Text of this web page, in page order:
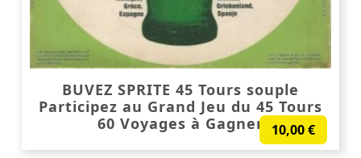
BUVEZ SPRITE 45 Tours souple
Participez au Grand Jeu du 45 Tours
60 Voyages à Gagner 10,00€